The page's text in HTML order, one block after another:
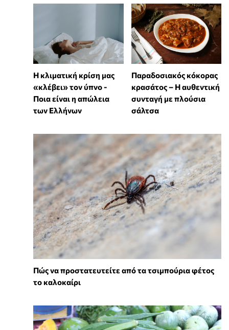
Η κλιματική κρίση μας
«κλέβει» τον ύπνο -
Ποια είναι η απώλεια
των Ελλήνων
Παραδοσιακός κόκορας
κρασάτος – Η αυθεντική
συνταγή με πλούσια
σάλτσα
Πώς να προστατευτείτε από τα τσιμπούρια φέτος
το καλοκαίρι